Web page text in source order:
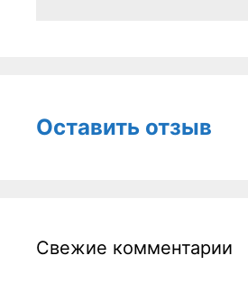
Оставить отзыв
Свежие комментарии